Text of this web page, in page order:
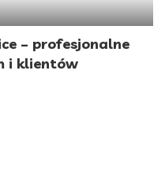
– profesjonalne
i klientów